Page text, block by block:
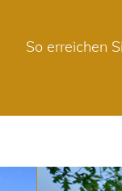
So erreichen